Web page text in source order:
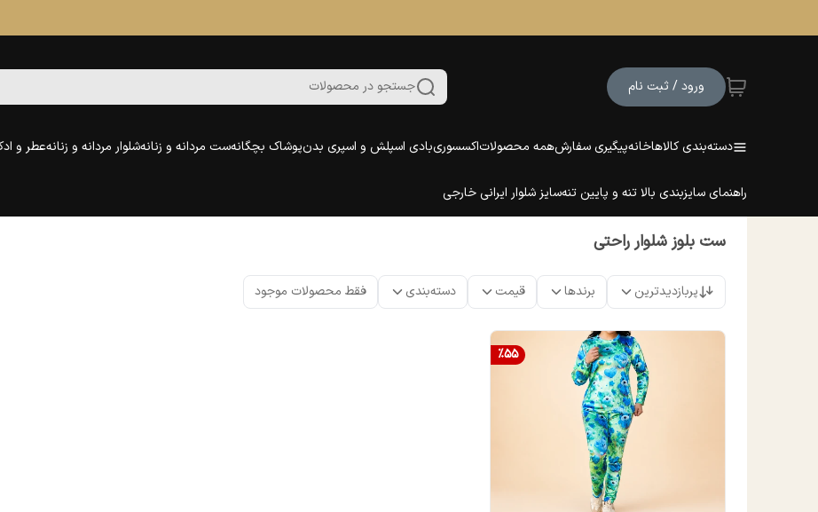
ورود / ثبت نام جستجو در محصولات
دسته‌بندی کالاهاخانهپیگیری سفارشهمه محصولاتاکسسوریبادی اسپلش و اسپری بدنپوشاک بچگانهست مردانه و زنانهشلوار مردانه و زنانهعطر و
راهنمای سایزبندی بالا تنه و پایین تنهسایز شلوار ایرانی خارجی
ست بلوز شلوار راحتی
پربازدیدترین برندها قیمت دسته‌بندی فقط محصولات موجود
%55